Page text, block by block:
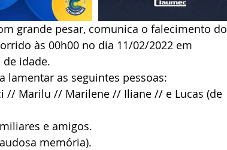
grande pesar, comunica o falecimento do
às 00h00 no dia 11/02/2022 em
idade.
lamentar as seguintes pessoas:
// Marilu // Marilene // Iliane // e Lucas (de
e amigos.
memória).